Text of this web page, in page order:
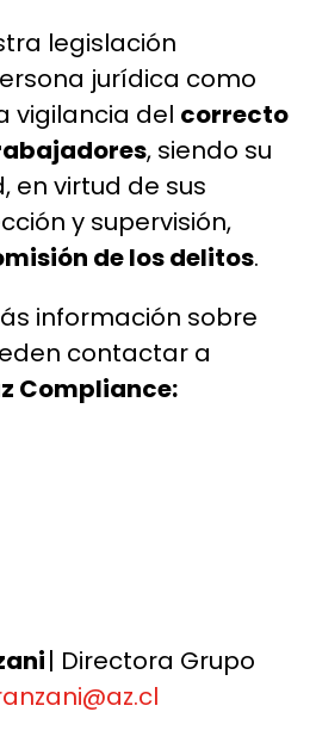
legislación
jurídica como
vigilancia del correcto
, siendo su
en virtud de sus
y supervisión,
de los delitos.
información sobre
contactar a
Compliance:
| Directora Grupo